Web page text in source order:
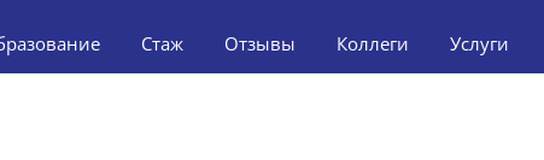
Стаж Отзывы Коллеги Услуги